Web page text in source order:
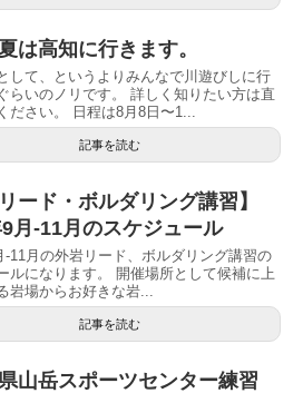
は高知に行きます。
して、というよりみんなで川遊びしに行
らいのノリです。 詳しく知りたい方は直
ださい。 日程は8月8日〜1...
記事を読む
ード・ボルダリング講習】
月-11月のスケジュール
-11月の外岩リード、ボルダリング講習の
ルになります。 開催場所として候補に上
岩場からお好きな岩...
記事を読む
山岳スポーツセンター練習